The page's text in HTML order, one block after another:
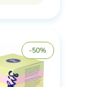
-50%